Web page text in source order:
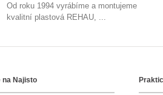
Od roku 1994 vyrábíme a montujeme
kvalitní plastová REHAU, ...
na Najisto